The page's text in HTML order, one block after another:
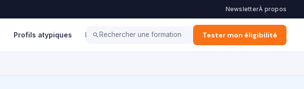
NewsletterÀ propos
Profils atypiques Haut potentiel Coaching
Rechercher une formation Tester mon éligibilité